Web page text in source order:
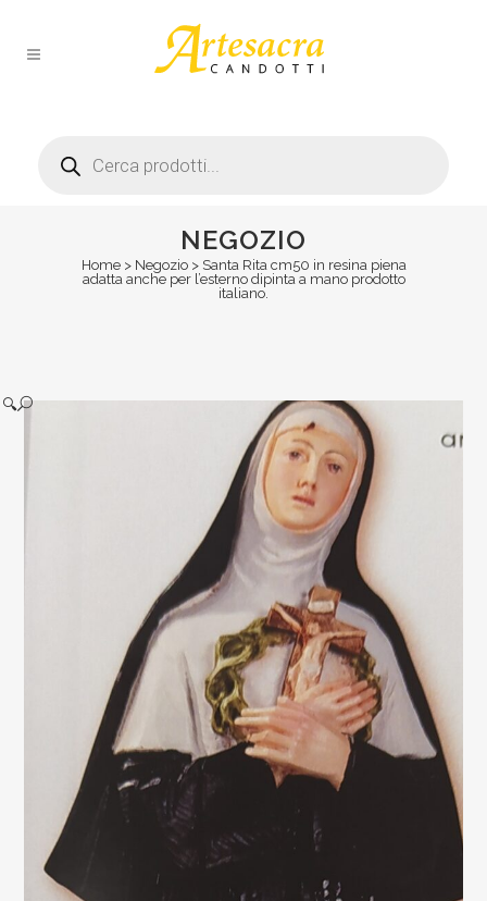
search
NEGOZIO
Home> Negozio> Santa Rita cm50 in resina piena
adatta anche per l’esterno dipinta a mano prodotto
italiano.
🔍